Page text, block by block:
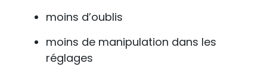
moins d’oublis
moins de manipulation dans les
réglages